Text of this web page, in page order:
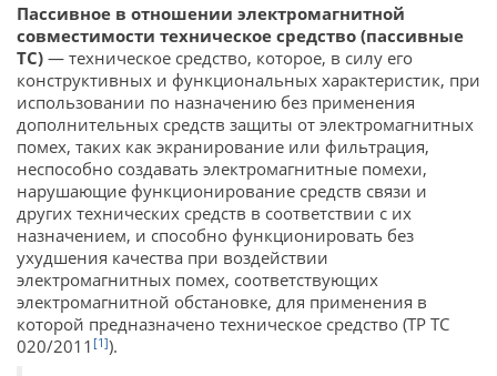
Перейти к:навигация,поиск
Пассивное в отношении электромагнитной
совместимости техническое средство (пассивные
ТС) — техническое средство, которое, в силу его
конструктивных и функциональных характеристик, при
использовании по назначению без применения
дополнительных средств защиты от электромагнитных
помех, таких как экранирование или фильтрация,
неспособно создавать электромагнитные помехи,
нарушающие функционирование средств связи и
других технических средств в соответствии с их
назначением, и способно функционировать без
ухудшения качества при воздействии
электромагнитных помех, соответствующих
электромагнитной обстановке, для применения в
которой предназначено техническое средство (ТР ТС
020/2011 [1]).